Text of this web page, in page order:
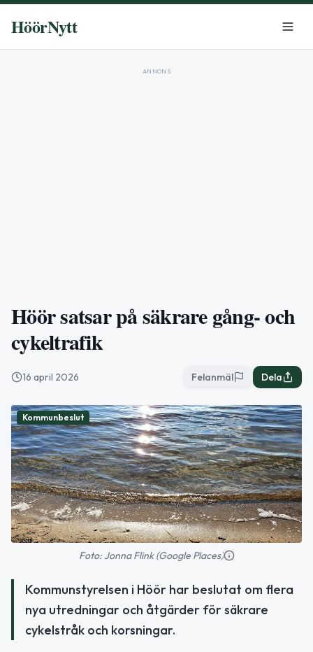
HöörNytt
ANNONS
Höör satsar på säkrare gång- och
cykeltrafik
16 april 2026 Felanmäl Dela
Kommunbeslut
Foto: Jonna Flink (Google Places)
Kommunstyrelsen i Höör har beslutat om flera
nya utredningar och åtgärder för säkrare
cykelstråk och korsningar.